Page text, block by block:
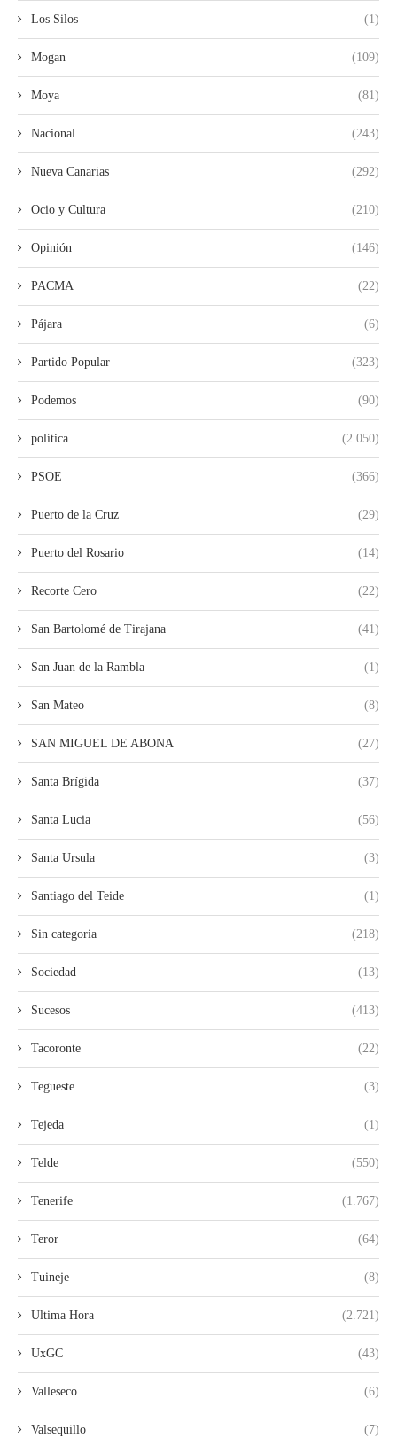
Los Silos (1)
Mogan (109)
Moya (81)
Nacional (243)
Nueva Canarias (292)
Ocio y Cultura (210)
Opinión (146)
PACMA (22)
Pájara (6)
Partido Popular (323)
Podemos (90)
política (2.050)
PSOE (366)
Puerto de la Cruz (29)
Puerto del Rosario (14)
Recorte Cero (22)
San Bartolomé de Tirajana (41)
San Juan de la Rambla (1)
San Mateo (8)
SAN MIGUEL DE ABONA (27)
Santa Brígida (37)
Santa Lucia (56)
Santa Ursula (3)
Santiago del Teide (1)
Sin categoria (218)
Sociedad (13)
Sucesos (413)
Tacoronte (22)
Tegueste (3)
Tejeda (1)
Telde (550)
Tenerife (1.767)
Teror (64)
Tuineje (8)
Ultima Hora (2.721)
UxGC (43)
Valleseco (6)
Valsequillo (7)